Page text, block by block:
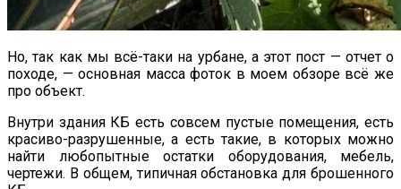
Но, так как мы всё-таки на урбане, а этот пост — отчет о
походе, — основная масса фоток в моем обзоре всё же
про объект.
Внутри здания КБ есть совсем пустые помещения, есть
красиво-разрушенные, а есть такие, в которых можно
найти любопытные остатки оборудования, мебель,
чертежи. В общем, типичная обстановка для брошенного